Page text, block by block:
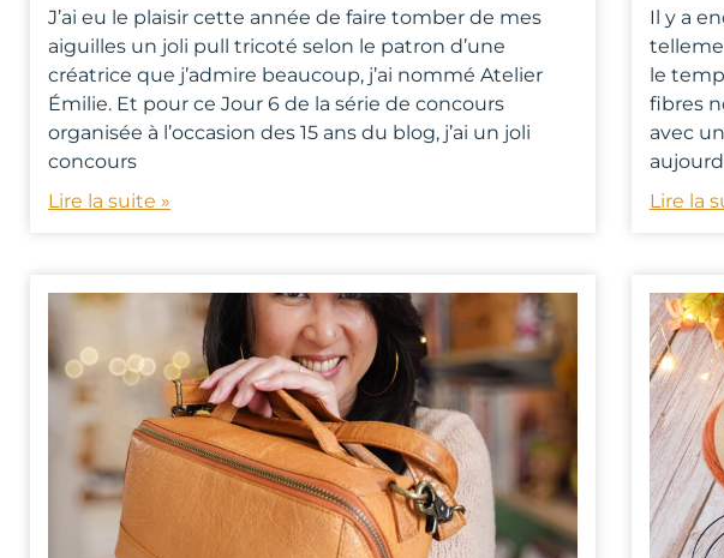
J’ai eu le plaisir cette année de faire tomber de mes
aiguilles un joli pull tricoté selon le patron d’une
créatrice que j’admire beaucoup, j’ai nommé Atelier
Émilie. Et pour ce Jour 6 de la série de concours
organisée à l’occasion des 15 ans du blog, j’ai un joli
concours
Lire la suite »
Il y a
le
fibres
avec
Lire la